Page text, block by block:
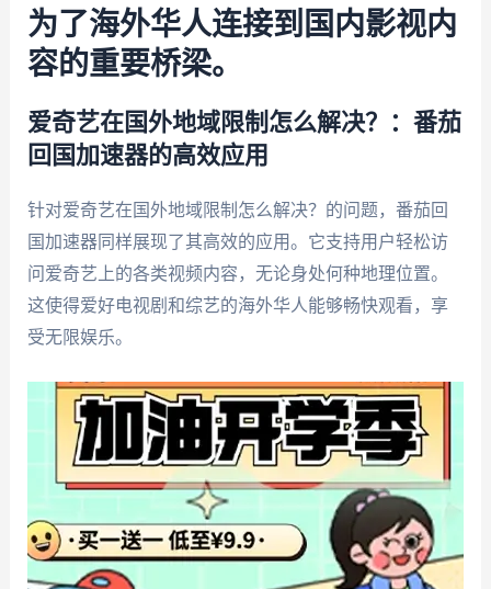
为了海外华人连接到国内影视内
容的重要桥梁。
爱奇艺在国外地域限制怎么解决？：番茄
回国加速器的高效应用
针对爱奇艺在国外地域限制怎么解决？的问题，番茄回
国加速器同样展现了其高效的应用。它支持用户轻松访
问爱奇艺上的各类视频内容，无论身处何种地理位置。
这使得爱好电视剧和综艺的海外华人能够畅快观看，享
受无限娱乐。